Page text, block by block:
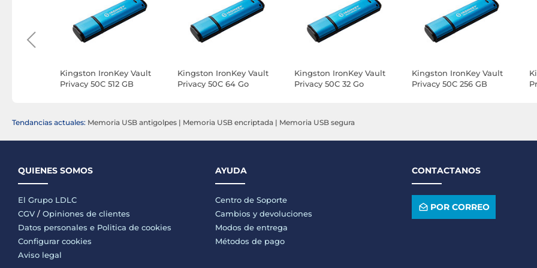
Kingston IronKey Vault
Privacy 50C 512 GB
Kingston IronKey Vault
Privacy 50C 64 Go
Kingston IronKey Vault
Privacy 50C 32 Go
Kingston IronKey Vault
Privacy 50C 256 GB
Tendancias actuales: Memoria USB antigolpes | Memoria USB encriptada | Memoria USB segura
QUIENES SOMOS
El Grupo LDLC
CGV / Opiniones de clientes
Datos personales e Politica de cookies
Configurar cookies
Aviso legal
AYUDA
Centro de Soporte
Cambios y devoluciones
Modos de entrega
Métodos de pago
CONTACTANOS
POR CORREO